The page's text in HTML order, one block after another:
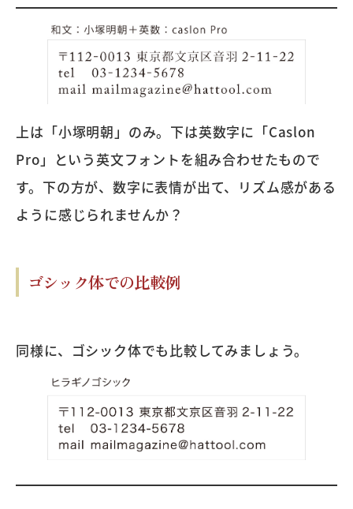
上は「小塚明朝」のみ。下は英数字に「Caslon
Pro」という英文フォントを組み合わせたもので
す。下の方が、数字に表情が出て、リズム感がある
ように感じられませんか？
ゴシック体での比較例
同様に、ゴシック体でも比較してみましょう。